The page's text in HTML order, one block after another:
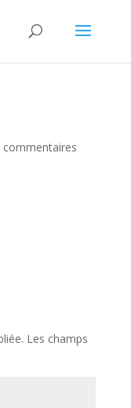
commentaires
Les champs